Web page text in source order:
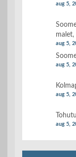
aug 5,
malet,
aug 5,
aug 5,
aug 5,
aug 5,